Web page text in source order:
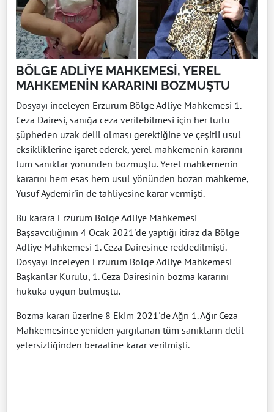
BÖLGE ADLİYE MAHKEMESİ, YEREL
MAHKEMENİN KARARINI BOZMUŞTU
Dosyayı inceleyen Erzurum Bölge Adliye Mahkemesi 1.
Ceza Dairesi, sanığa ceza verilebilmesi için her türlü
şüpheden uzak delil olması gerektiğine ve çeşitli usul
eksikliklerine işaret ederek, yerel mahkemenin kararını
tüm sanıklar yönünden bozmuştu. Yerel mahkemenin
kararını hem esas hem usul yönünden bozan mahkeme,
Yusuf Aydemir'in de tahliyesine karar vermişti.
Bu karara Erzurum Bölge Adliye Mahkemesi
Başsavcılığının 4 Ocak 2021'de yaptığı itiraz da Bölge
Adliye Mahkemesi 1. Ceza Dairesince reddedilmişti.
Dosyayı inceleyen Erzurum Bölge Adliye Mahkemesi
Başkanlar Kurulu, 1. Ceza Dairesinin bozma kararını
hukuka uygun bulmuştu.
Bozma kararı üzerine 8 Ekim 2021'de Ağrı 1. Ağır Ceza
Mahkemesince yeniden yargılanan tüm sanıkların delil
yetersizliğinden beraatine karar verilmişti.